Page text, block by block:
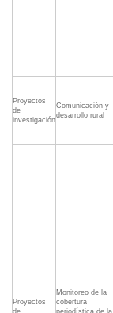
Proyectos
de
investigación
Comunicación y
desarrollo rural
Proyectos
de
Monitoreo de la
cobertura
periodística de la